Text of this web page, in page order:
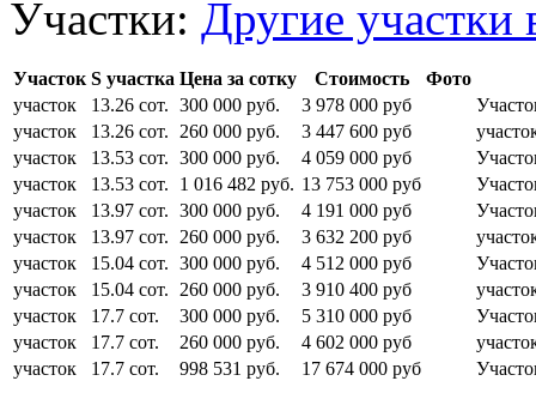
Участки: Другие участки
Участок S участка Цена за сотку Стоимость
Фото
участок
13.26 сот. 300 000 руб. 3 978 000 руб
участок
13.26 сот. 260 000 руб. 3 447 600 руб
участок
13.53 сот. 300 000 руб. 4 059 000 руб
участок
13.53 сот. 1 016 482 руб. 13 753 000 руб
участок
13.97 сот. 300 000 руб. 4 191 000 руб
участок
13.97 сот. 260 000 руб. 3 632 200 руб
участок
15.04 сот. 300 000 руб. 4 512 000 руб
участок
15.04 сот. 260 000 руб. 3 910 400 руб
участок
17.7 сот. 300 000 руб. 5 310 000 руб
участок
17.7 сот. 260 000 руб. 4 602 000 руб
участок
17.7 сот. 998 531 руб. 17 674 000 руб